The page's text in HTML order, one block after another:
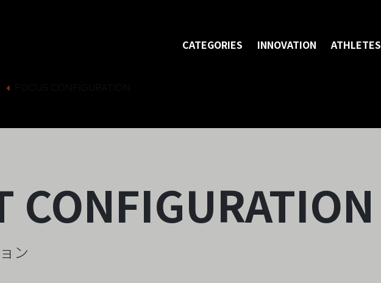
CATEGORIES INNOVATION ATHLETES
CONFIGURATION
ン